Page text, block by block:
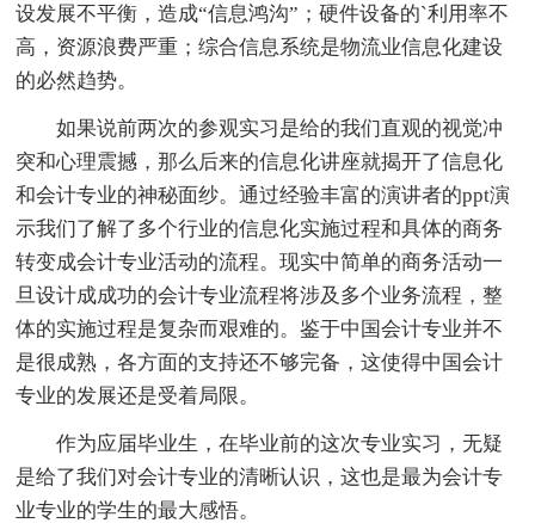
设发展不平衡，造成“信息鸿沟”；硬件设备的`利用率不
高，资源浪费严重；综合信息系统是物流业信息化建设
的必然趋势。
如果说前两次的参观实习是给的我们直观的视觉冲
突和心理震撼，那么后来的信息化讲座就揭开了信息化
和会计专业的神秘面纱。通过经验丰富的演讲者的ppt演
示我们了解了多个行业的信息化实施过程和具体的商务
转变成会计专业活动的流程。现实中简单的商务活动一
旦设计成成功的会计专业流程将涉及多个业务流程，整
体的实施过程是复杂而艰难的。鉴于中国会计专业并不
是很成熟，各方面的支持还不够完备，这使得中国会计
专业的发展还是受着局限。
作为应届毕业生，在毕业前的这次专业实习，无疑
是给了我们对会计专业的清晰认识，这也是最为会计专
业专业的学生的最大感悟。